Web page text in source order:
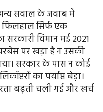
सवाल के जवाब में
फिलहाल सिर्फ एक
सरकारी विमान मई 2021
पर खड़ा है न उसकी
सरकार के पास न कोई
का पर्याप्त बेड़ा।
बढ़ती चली गई और खर्च